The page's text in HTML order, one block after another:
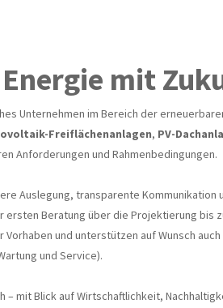
mit
Unternehmen im Bereich der
Freiflächenanlagen, PV-
Anforderungen und Rahmenbedingungen.
Auslegung, transparente Kommunikation
ersten Beratung über die Projektierung bis
und unterstützen auf Wunsch auch
und Service).
– mit Blick auf Wirtschaftlichkeit,